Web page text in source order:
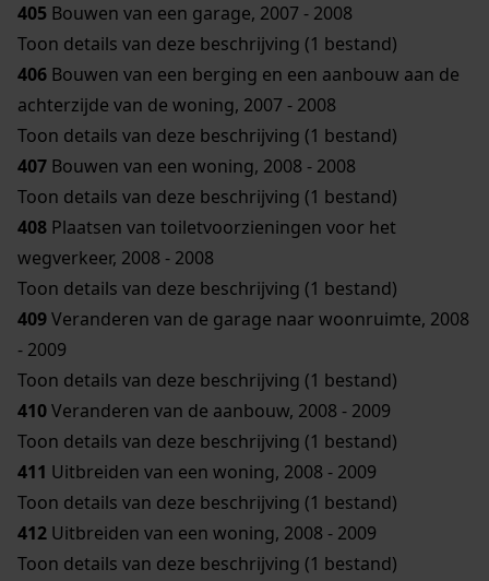
405 Bouwen van een garage, 2007 - 2008
Toon details van deze beschrijving (1 bestand)
406 Bouwen van een berging en een aanbouw aan de
achterzijde van de woning, 2007 - 2008
Toon details van deze beschrijving (1 bestand)
407 Bouwen van een woning, 2008 - 2008
Toon details van deze beschrijving (1 bestand)
408 Plaatsen van toiletvoorzieningen voor het
wegverkeer, 2008 - 2008
Toon details van deze beschrijving (1 bestand)
409Veranderen van de garage naar woonruimte, 2008
- 2009
Toon details van deze beschrijving (1 bestand)
410Veranderen van de aanbouw, 2008 - 2009
Toon details van deze beschrijving (1 bestand)
411 Uitbreiden van een woning, 2008 - 2009
Toon details van deze beschrijving (1 bestand)
412 Uitbreiden van een woning, 2008 - 2009
Toon details van deze beschrijving (1 bestand)